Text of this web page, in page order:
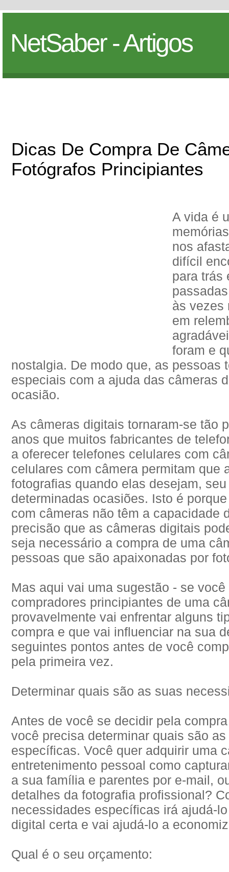
NetSaber - Artigos
Dicas De Compra De
Fotógrafos Principiantes
A vida é
nos
difícil
para trás
às vezes
em
foram e
nostalgia. De modo que, as pessoas
especiais com a ajuda das câmeras
ocasião.
As câmeras digitais tornaram-se tão
anos que muitos fabricantes de
a oferecer telefones celulares com
celulares com câmera permitam que
fotografias quando elas desejam,
determinadas ocasiões. Isto é
com câmeras não têm a capacidade
precisão que as câmeras digitais
seja necessário a compra de uma
pessoas que são apaixonadas por
Mas aqui vai uma sugestão - se
compradores principiantes de uma
provavelmente vai enfrentar alguns
compra e que vai influenciar na sua
seguintes pontos antes de você
pela primeira vez.
Determinar quais são as suas
Antes de você se decidir pela
você precisa determinar quais são
específicas. Você quer adquirir uma
entretenimento pessoal como
a sua família e parentes por e-mail,
detalhes da fotografia profissional?
necessidades específicas irá ajudá-
digital certa e vai ajudá-lo a
Qual é o seu orçamento: